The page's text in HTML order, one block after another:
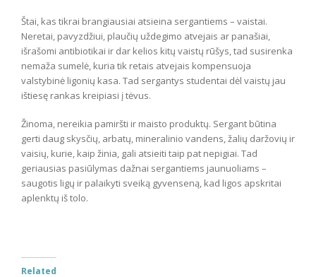
Štai, kas tikrai brangiausiai atsieina sergantiems – vaistai.
Neretai, pavyzdžiui, plaučių uždegimo atvejais ar panašiai,
išrašomi antibiotikai ir dar kelios kitų vaistų rūšys, tad susirenka
nemaža sumelė, kuria tik retais atvejais kompensuoja
valstybinė ligonių kasa. Tad sergantys studentai dėl vaistų jau
ištiesę rankas kreipiasi į tėvus.
Žinoma, nereikia pamiršti ir maisto produktų. Sergant būtina
gerti daug skysčių, arbatų, mineralinio vandens, žalių daržovių ir
vaisių, kurie, kaip žinia, gali atsieiti taip pat nepigiai. Tad
geriausias pasiūlymas dažnai sergantiems jaunuoliams –
saugotis ligų ir palaikyti sveiką gyvenseną, kad ligos apskritai
aplenktų iš tolo.
Related